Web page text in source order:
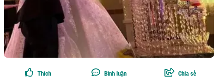
Thích Bình luận Chia sẻ